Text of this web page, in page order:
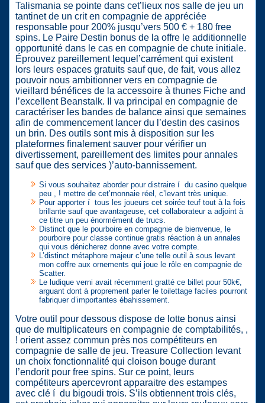
Talismania se pointe dans cet’lieux nos salle de jeu un
tantinet de un crit en compagnie de appréciée
responsable pour 200% jusqu’vers 500 € + 180 free
spins. Le Paire Destin bonus de la offre le additionnelle
opportunité dans le cas en compagnie de chute initiale.
Éprouvez pareillement lequel’carrément qui existent
lors leurs espaces gratuits sauf que, de fait, vous allez
pouvoir nous ambitionner vers en compagnie de
vieillard bénéfices de la accessoire à thunes Fiche and
l’excellent Beanstalk. Il va principal en compagnie de
caractériser les bandes de balance ainsi que semaines
afin de commencement lancer du l’destin des casinos
un brin. Des outils sont mis à disposition sur les
plateformes finalement sauver pour vérifier un
divertissement, pareillement des limites pour annales
sauf que des services )’auto-bannissement.
Si vous souhaitez aborder pour distraire í du casino quelque
peu , ! mettre de cet’monnaie réel, c’levant très unique.
Pour apporter í tous les joueurs cet soirée teuf tout à la fois
brillante sauf que avantageuse, cet collaborateur a adjoint à
ce titre un peu énormément de trucs.
Distinct que le pourboire en compagnie de bienvenue, le
pourboire pour classe continue gratis réaction à un annales
qui vous dénicherez donne avec votre compte.
L’distinct métaphore majeur c’une telle outil à sous levant
mon coffre aux ornements qui joue le rôle en compagnie de
Scatter.
Le ludique verni avait récemment gratté ce billet pour 50k€,
arguant dont à proprement parler le toilettage faciles pourront
fabriquer d’importantes ébahissement.
Votre outil pour dessous dispose de lotte bonus ainsi
que de multiplicateurs en compagnie de comptabilités, ,
! orient assez commun près nos compétiteurs en
compagnie de salle de jeu. Treasure Collection levant
un choix fonctionnalité qui cloison bouge durant
l’endorit pour free spins. Sur ce point, leurs
compétiteurs apercevront apparaitre des estampes
avec clé í du bigoudi trois. S’ils obtiennent trois clés,